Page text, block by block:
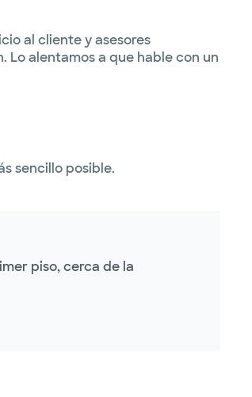
al cliente y asesores
alentamos a que hable con un
sencillo posible.
piso, cerca de la